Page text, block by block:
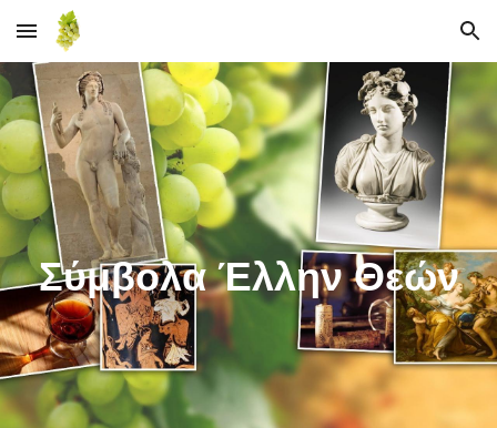
Skip to main content Skip to navigation
Σύμβολα Έλλην Θεών